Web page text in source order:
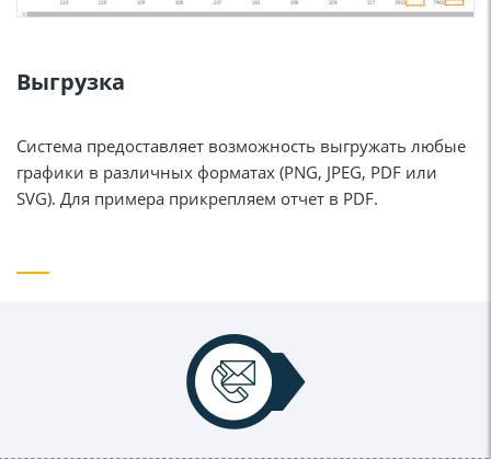
Выгрузка
Система предоставляет возможность выгружать любые
графики в различных форматах (PNG, JPEG, PDF или
SVG). Для примера прикрепляем отчет в PDF.